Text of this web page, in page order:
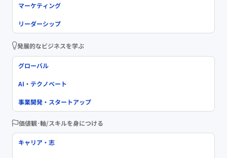
マーケティング
リーダーシップ
発展的なビジネスを学ぶ
グローバル
AI・テクノベート
事業開発・スタートアップ
価値観･軸/スキルを身につける
キャリア・志